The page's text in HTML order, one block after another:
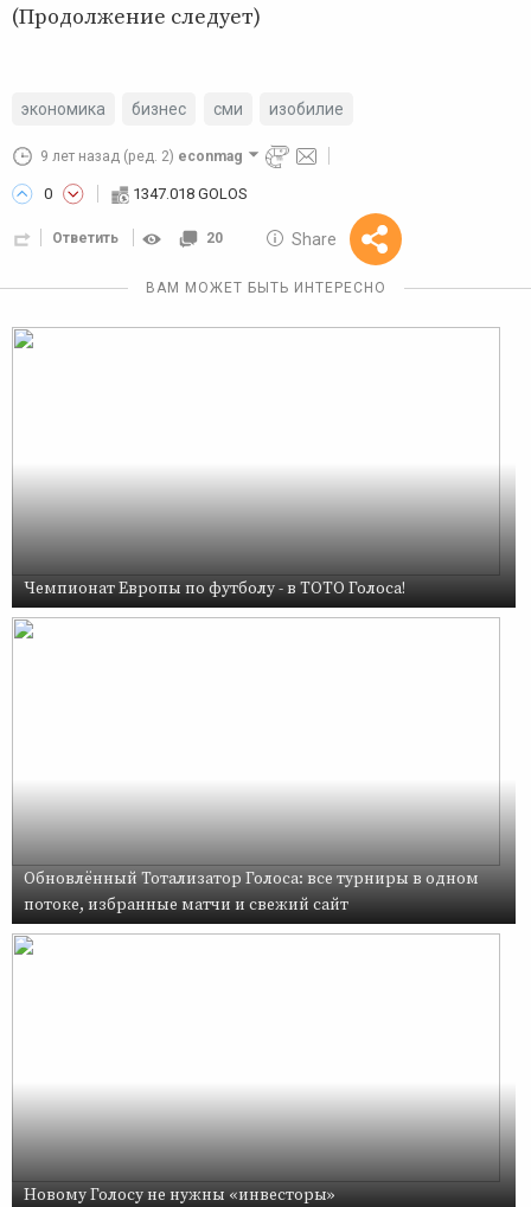
(Продолжение следует)
экономика бизнес сми изобилие
9 лет назад (ред. 2) econmag
0 1347.018 GOLOS
Ответить 20 Share
Reward
10 GOLOS
ВАМ МОЖЕТ БЫТЬ ИНТЕРЕСНО
Чемпионат Европы по футболу - в ТОТО Голоса!
Обновлённый Тотализатор Голоса: все турниры в одном
потоке, избранные матчи и свежий сайт
Новому Голосу не нужны «инвесторы»